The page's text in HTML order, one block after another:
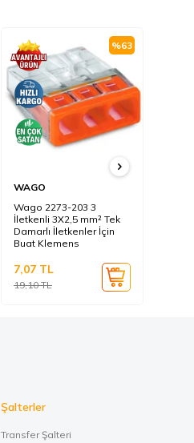
%63
WAGO
Wago 2273-203 3
İletkenli 3X2,5 mm² Tek
Damarlı İletkenler İçin
Buat Klemens
19,10TL
7,07 TL
Şalterler
Transfer Şalteri